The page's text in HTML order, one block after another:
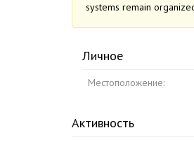
systems remain
Личное
Местоположение:
Активность